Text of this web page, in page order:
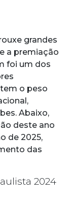
grandes
a premiação
foi um dos
o peso
Abaixo,
deste ano
de 2025,
das
2024